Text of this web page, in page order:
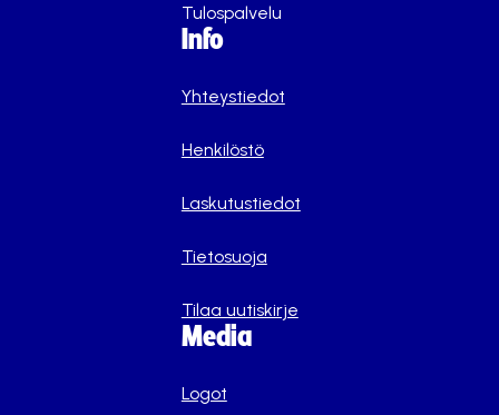
Tulospalvelu
Info
Yhteystiedot
Henkilöstö
Laskutustiedot
Tietosuoja
Tilaa uutiskirje
Media
Logot